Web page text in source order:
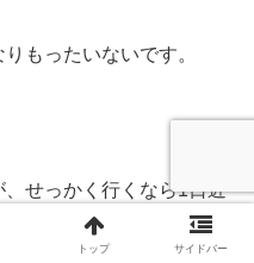
もったいないです。
せっかく行くなら1日近
す。
トップ サイドバー